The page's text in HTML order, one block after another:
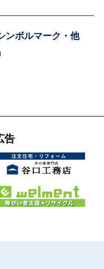
ンボルマーク・他
告